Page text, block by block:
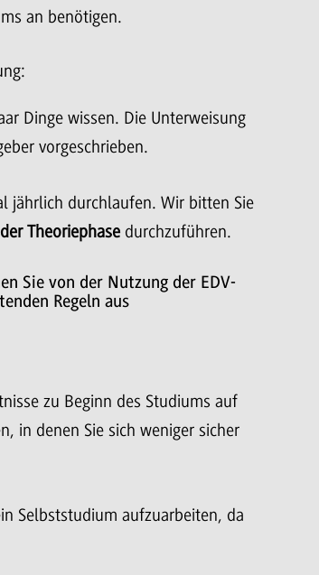
an benötigen.
Dinge wissen. Die Unterweisung
vorgeschrieben.
jährlich durchlaufen. Wir bitten Sie
Theoriephasedurchzuführen.
Sie von der Nutzung der EDV-
Regeln aus
zu Beginn des Studiums auf
in denen Sie sich weniger sicher
Selbststudium aufzuarbeiten, da